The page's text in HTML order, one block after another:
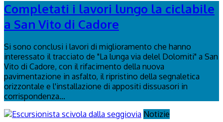
Completati i lavori lungo la ciclabile
a San Vito di Cadore
Si sono conclusi i lavori di miglioramento che hanno
interessato il tracciato de "La lunga via delel Dolomiti" a San
Vito di Cadore, con il rifacimento della nuova
pavimentazione in asfalto, il ripristino della segnaletica
orizzontale e l'installazione di appositi dissuasori in
corrispondenza...
Notizie